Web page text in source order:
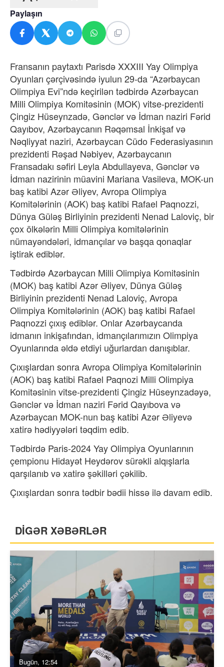
Paylaşın
Fransanın paytaxtı Parisdə XXXIII Yay Olimpiya
Oyunları çərçivəsində iyulun 29-da “Azərbaycan
Olimpiya Evi”ndə keçirilən tədbirdə Azərbaycan
Milli Olimpiya Komitəsinin (MOK) vitse-prezidenti
Çingiz Hüseynzadə, Gənclər və İdman naziri Fərid
Qayıbov, Azərbaycanın Rəqəmsal İnkişaf və
Nəqliyyat naziri, Azərbaycan Cüdo Federasiyasının
prezidenti Rəşad Nəbiyev, Azərbaycanın
Fransadakı səfiri Leyla Abdullayeva, Gənclər və
İdman nazirinin müavini Mariana Vasileva, MOK-un
baş katibi Azər Əliyev, Avropa Olimpiya
Komitələrinin (AOK) baş katibi Rafael Paqnozzi,
Dünya Güləş Birliyinin prezidenti Nenad Laloviç, bir
çox ölkələrin Milli Olimpiya komitələrinin
nümayəndələri, idmançılar və başqa qonaqlar
iştirak ediblər.
Tədbirdə Azərbaycan Milli Olimpiya Komitəsinin
(MOK) baş katibi Azər Əliyev, Dünya Güləş
Birliyinin prezidenti Nenad Laloviç, Avropa
Olimpiya Komitələrinin (AOK) baş katibi Rafael
Paqnozzi çıxış ediblər. Onlar Azərbaycanda
idmanın inkişafından, idmançılarımızın Olimpiya
Oyunlarında əldə etdiyi uğurlardan danışıblar.
Çıxışlardan sonra Avropa Olimpiya Komitələrinin
(AOK) baş katibi Rafael Paqnozi Milli Olimpiya
Komitəsinin vitse-prezidenti Çingiz Hüseynzadəyə,
Gənclər və İdman naziri Fərid Qayıbova və
Azərbaycan MOK-nun baş katibi Azər Əliyevə
xatirə hədiyyələri təqdim edib.
Tədbirdə Paris-2024 Yay Olimpiya Oyunlarının
çempionu Hidayət Heydərov sürəkli alqışlarla
qarşılanıb və xatirə şəkilləri çəkilib.
Çıxışlardan sonra tədbir bədii hissə ilə davam edib.
DİGƏR XƏBƏRLƏR
Bugün, 12:54